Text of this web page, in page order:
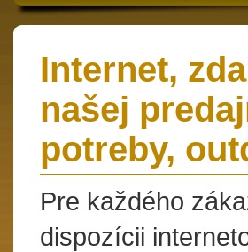
Internet,
našej
potreby,
Pre každého
dispozícii